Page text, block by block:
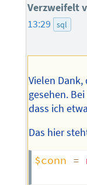
Verzweifelt
13:29
sql
Vielen
gesehen.
dass ich
Das hier
$conn =